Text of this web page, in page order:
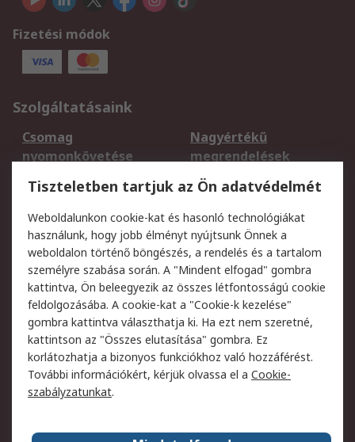
Fizetési módok
Szolgáltatásaink
Csomag
nyomonkövetése
Nagyértékű
megrendelések
Regisztráció
Szállítás
Termékvisszaküldés
Szolgáltatások
Jogi
Adatvédelmi
szabályzat
Az RS értékesítési
feltételei
Cookie szabályzat
Email biztonság
Webhelyre vonatkozó
feltételek
Weboldal felhasználói
szabályzata
Tiszteletben tartjuk az Ön adatvédelmét
Weboldalunkon cookie-kat és hasonló technológiákat
használunk, hogy jobb élményt nyújtsunk Önnek a
weboldalon történő böngészés, a rendelés és a tartalom
személyre szabása során. A "Mindent elfogad" gombra
kattintva, Ön beleegyezik az összes létfontosságú cookie
feldolgozásába. A cookie-kat a "Cookie-k kezelése"
gombra kattintva választhatja ki. Ha ezt nem szeretné,
kattintson az "Összes elutasítása" gombra. Ez
korlátozhatja a bizonyos funkciókhoz való hozzáférést.
További információkért, kérjük olvassa el a Cookie-
szabályzatunkat.